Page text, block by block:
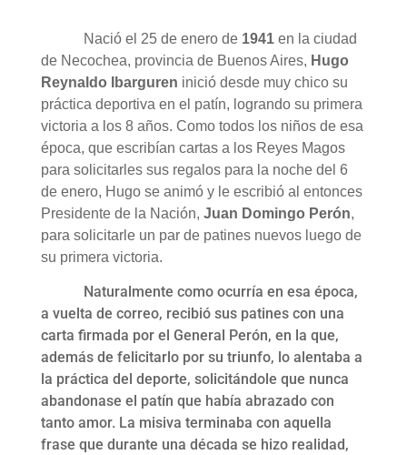
Nació el 25 de enero de 1941 en la ciudad
de Necochea, provincia de Buenos Aires, Hugo
Reynaldo Ibarguren inició desde muy chico su
práctica deportiva en el patín, logrando su primera
victoria a los 8 años. Como todos los niños de esa
época, que escribían cartas a los Reyes Magos
para solicitarles sus regalos para la noche del 6
de enero, Hugo se animó y le escribió al entonces
Presidente de la Nación, Juan Domingo Perón,
para solicitarle un par de patines nuevos luego de
su primera victoria.
Naturalmente como ocurría en esa época,
a vuelta de correo, recibió sus patines con una
carta firmada por el General Perón, en la que,
además de felicitarlo por su triunfo, lo alentaba a
la práctica del deporte, solicitándole que nunca
abandonase el patín que había abrazado con
tanto amor. La misiva terminaba con aquella
frase que durante una década se hizo realidad,